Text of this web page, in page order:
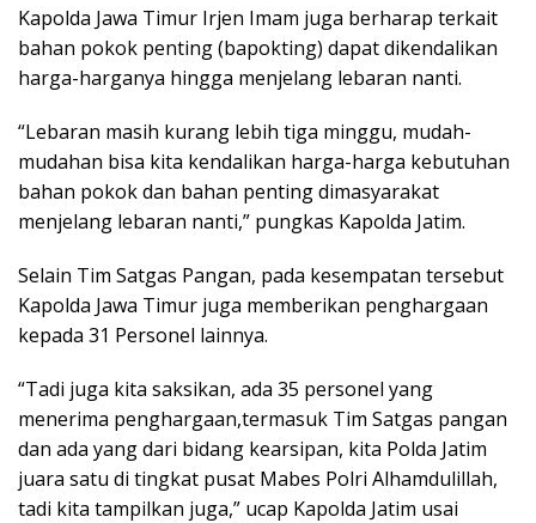
Kapolda Jawa Timur Irjen Imam juga berharap terkait
bahan pokok penting (bapokting) dapat dikendalikan
harga-harganya hingga menjelang lebaran nanti.
“Lebaran masih kurang lebih tiga minggu, mudah-
mudahan bisa kita kendalikan harga-harga kebutuhan
bahan pokok dan bahan penting dimasyarakat
menjelang lebaran nanti,” pungkas Kapolda Jatim.
Selain Tim Satgas Pangan, pada kesempatan tersebut
Kapolda Jawa Timur juga memberikan penghargaan
kepada 31 Personel lainnya.
“Tadi juga kita saksikan, ada 35 personel yang
menerima penghargaan,termasuk Tim Satgas pangan
dan ada yang dari bidang kearsipan, kita Polda Jatim
juara satu di tingkat pusat Mabes Polri Alhamdulillah,
tadi kita tampilkan juga,” ucap Kapolda Jatim usai